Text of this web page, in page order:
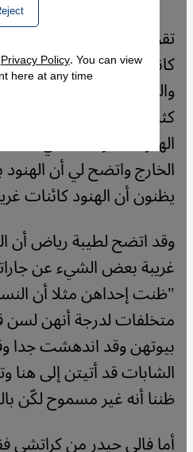
تقول هناء شهيده: "أهم
كانت هناك أسطورة حول
والباكستانية وتحطمت
كثيرة لم تتضح لنا ولم نقم
الهنود كذا وكذا، أعني
الخارج واتضح لي أن
يظنون أن الهنود كائنات
وقد اتضح لطيبة رياض أن
غريبة بعض الشيء عن
"ظنت إحداهن مثلا أن
متخلفات لدرجة أنهن
بيوتهن وقد اندهشت جدا
الشابات قد أتيتن إلى هنا
ظننا أنه غير مسموح لكّن
أما فالي حيدر من كراتشي
Privacy Policy. You can view
here at any time.